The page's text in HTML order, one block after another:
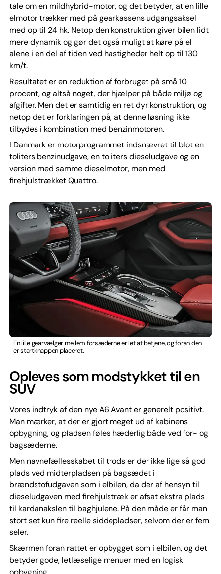
tale om en mildhybrid-motor, og det betyder, at en lille
elmotor trækker med på gearkassens udgangsaksel
med op til 24 hk. Netop den konstruktion giver bilen lidt
mere dynamik og gør det også muligt at køre på el
alene i en del af tiden ved hastigheder helt op til 130
km/t.
Resultatet er en reduktion af forbruget på små 10
procent, og altså noget, der hjælper på både miljø og
afgifter. Men det er samtidig en ret dyr konstruktion, og
netop det er forklaringen på, at denne løsning ikke
tilbydes i kombination med benzinmotoren.
I Danmark er motorprogrammet indsnævret til blot en
toliters benzinudgave, en toliters dieseludgave og en
version med samme dieselmotor, men med
firehjulstrækket Quattro.
En lille gearvælger mellem forsæderne er let at betjene, og foran den
er startknappen placeret.
Opleves som modstykket til en
SUV
Vores indtryk af den nye A6 Avant er generelt positivt.
Man mærker, at der er gjort meget ud af kabinens
opbygning, og pladsen føles hæderlig både ved for- og
bagsæderne.
Men navnefællesskabet til trods er der ikke lige så god
plads ved midterpladsen på bagsædet i
brændstofudgaven som i elbilen, da der af hensyn til
dieseludgaven med firehjulstræk er afsat ekstra plads
til kardanakslen til baghjulene. På den måde er får man
stort set kun fire reelle siddepladser, selvom der er fem
seler.
Skærmen foran rattet er opbygget som i elbilen, og det
betyder gode, letlæselige menuer med en logisk